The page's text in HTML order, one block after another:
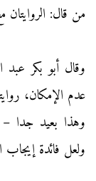
من قال:
وقال أبو بكر
عدم الإمكان،
وهذا بعيد جدا –
ولعل فائدة إيجاب